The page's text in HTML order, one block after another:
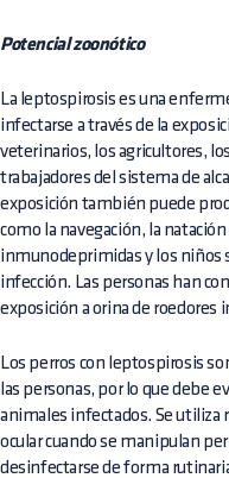
Potencial zoonótico
La leptospirosis es una
infectarse a través de la
veterinarios, los agricultores,
trabajadores del sistema de
exposición también puede
como la navegación, la natación
inmunodeprimidas y los niños
infección. Las personas han
exposición a orina de roedores
Los perros con leptospirosis
las personas, por lo que debe
animales infectados. Se utiliza
ocular cuando se manipulan
desinfectarse de forma